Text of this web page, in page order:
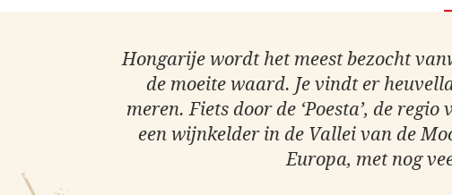
Hongarije wordt het meest bezocht
de moeite waard. Je vindt er
meren. Fiets door de ‘Poesta’, de
een wijnkelder in de Vallei van de
Europa, met nog